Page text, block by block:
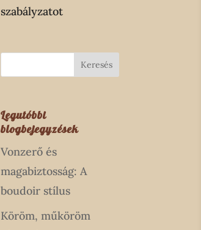
szabályzatot
Legutóbbi
blogbejegyzések
Vonzerő és
magabiztosság: A
boudoir stílus
Köröm, műköröm